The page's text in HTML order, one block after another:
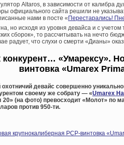
Altaros, в зависимости от калибра
официального сайта решили не
нами в посте «Перестарались!
но исходя из уровня девайса и с
сборок», то рассчитывать на нечто
радует, что слухи о смерти «Дианы»
конкурент… «Умарексу».
винтовка «Umarex
девайс совершенно
своему же собрату — «Umarex
(на фото) превосходит «Молот» по
против 950-ти.
крупнокалиберная PCP-винтовка